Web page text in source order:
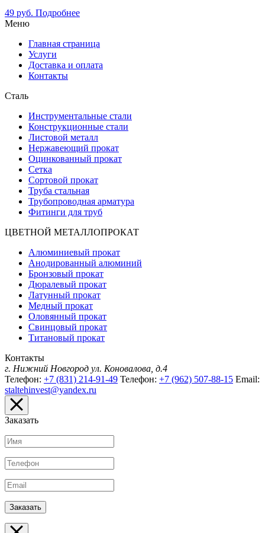
49 руб. Подробнее
Меню
Главная страница
Услуги
Доставка и оплата
Контакты
Сталь
Инструментальные стали
Конструкционные стали
Листовой металл
Нержавеющий прокат
Оцинкованный прокат
Сетка
Сортовой прокат
Труба стальная
Трубопроводная арматура
Фитинги для труб
ЦВЕТНОЙ МЕТАЛЛОПРОКАТ
Алюминиевый прокат
Анодированный алюминий
Бронзовый прокат
Дюралевый прокат
Латунный прокат
Медный прокат
Оловянный прокат
Свинцовый прокат
Титановый прокат
Контакты
г. Нижний Новгород ул. Коновалова, д.4
Телефон: +7 (831) 214-91-49 Телефон: +7 (962) 507-88-15 Email:
staltehinvest@yandex.ru
Заказать